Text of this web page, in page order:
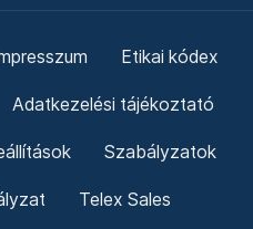
Etikai kódex
Adatkezelési tájékoztató
Szabályzatok
Telex Sales